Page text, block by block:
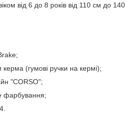
від 6 до 8 років від 110 см до 140
керма (гумові ручки на кермі);
"CORSO";
фарбування;